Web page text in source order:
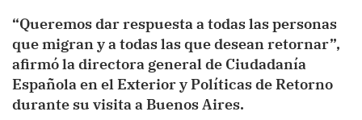
“Queremos dar respuesta a todas las personas
que migran y a todas las que desean retornar”,
afirmó la directora general de Ciudadanía
Española en el Exterior y Políticas de Retorno
durante su visita a Buenos Aires.